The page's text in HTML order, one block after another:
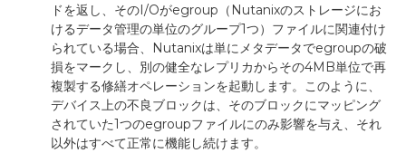
ドを返し、そのI/Oがegroup （ Nutanixのストレージにお
けるデータ管理の単位のグループ1つ）ファイルに関連付け
られている場合、
Nutanixは単にメタデータでegroupの破
損をマークし、別の健全なレプリカからその4MB単位で再
複製する修繕オペレーションを起動します。このように、
デバイス上の不良ブロックは、そのブロックにマッピング
されていた1つのegroupファイルにのみ影響を与え、それ
以外はすべて正常に機能し続けます。